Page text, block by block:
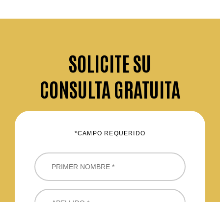
SOLICITESU
CONSULTA GRATUITA
*CAMPO REQUERIDO